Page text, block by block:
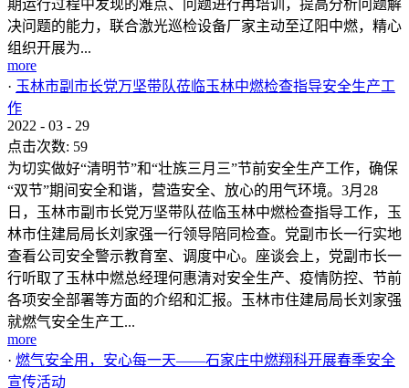
期运行过程中发现的难点、问题进行再培训，提高分析问题解
决问题的能力，联合激光巡检设备厂家主动至辽阳中燃，精心
组织开展为...
more
· 玉林市副市长党万坚带队莅临玉林中燃检查指导安全生产工
作
2022 - 03 - 29
点击次数: 59
为切实做好“清明节”和“壮族三月三”节前安全生产工作，确保
“双节”期间安全和谐，营造安全、放心的用气环境。3月28
日，玉林市副市长党万坚带队莅临玉林中燃检查指导工作，玉
林市住建局局长刘家强一行领导陪同检查。党副市长一行实地
查看公司安全警示教育室、调度中心。座谈会上，党副市长一
行听取了玉林中燃总经理何惠清对安全生产、疫情防控、节前
各项安全部署等方面的介绍和汇报。玉林市住建局局长刘家强
就燃气安全生产工...
more
· 燃气安全用，安心每一天——石家庄中燃翔科开展春季安全
宣传活动